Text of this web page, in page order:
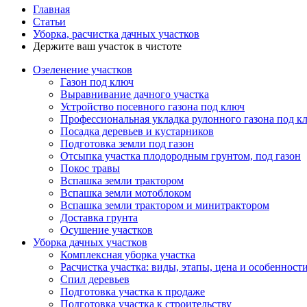
Главная
Статьи
Уборка, расчистка дачных участков
Держите ваш участок в чистоте
Озеленение участков
Газон под ключ
Выравнивание дачного участка
Устройство посевного газона под ключ
Профессиональная укладка рулонного газона под
Посадка деревьев и кустарников
Подготовка земли под газон
Отсыпка участка плодородным грунтом, под газон
Покос травы
Вспашка земли трактором
Вспашка земли мотоблоком
Вспашка земли трактором и минитрактором
Доставка грунта
Осушение участков
Уборка дачных участков
Комплексная уборка участка
Расчистка участка: виды, этапы, цена и
Спил деревьев
Подготовка участка к продаже
Подготовка участка к строительству